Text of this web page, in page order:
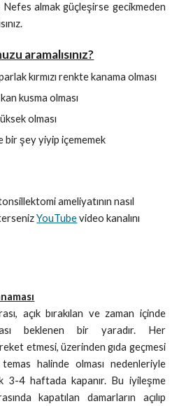
almak güçleşirse gecikmeden
aramalısınız?
kırmızı renkte kanama olması
kusma olması
olması
bir şey yiyip içememek
ameliyatının nasıl
YouTubevideo kanalını
açık bırakılan ve zaman içinde
beklenen bir yaradır. Her
etmesi, üzerinden gıda geçmesi
halinde olması nedenleriyle
3-4 haftada kapanır. Bu iyileşme
kapatılan damarların açılıp